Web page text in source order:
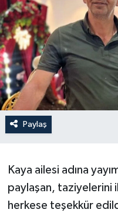
Paylaş
Kaya ailesi adına
paylaşan, taziyelerini
herkese teşekkür
Teknoloji
Yaşam